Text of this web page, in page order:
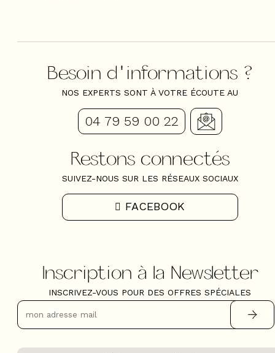
Besoin d'informations ?
NOS EXPERTS SONT À VOTRE ÉCOUTE AU
04 79 59 00 22
Restons connectés
SUIVEZ-NOUS SUR LES RÉSEAUX SOCIAUX
FACEBOOK
Inscription à la Newsletter
INSCRIVEZ-VOUS POUR DES OFFRES SPÉCIALES